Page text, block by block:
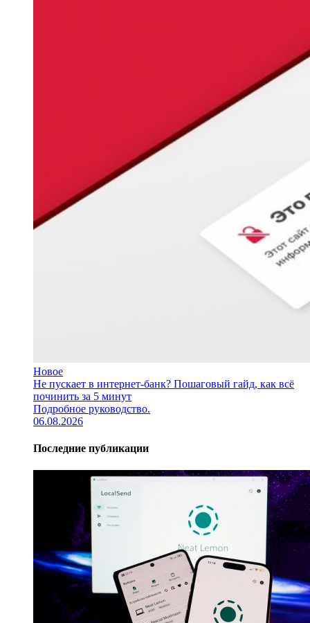
Новое
Не пускает в интернет-банк? Пошаговый гайд, как всё
починить за 5 минут
Подробное руководство.
06.08.2026
Последние публикации